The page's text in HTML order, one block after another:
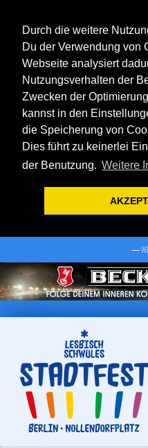
Durch die weitere
Du der Verwendung von
Webseite analysiert
Nutzungsverhalten der
Zwecken der
kannst in den
die Speicherung von
Dies führt zu keinerlei
der Benutzung. Weitere
—